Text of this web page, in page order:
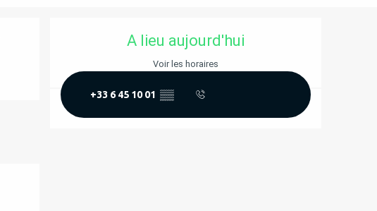
OUVERTURE ET
A lieu aujourd'hui
Voir les horaires
+33 6 45 10 01 ▒▒